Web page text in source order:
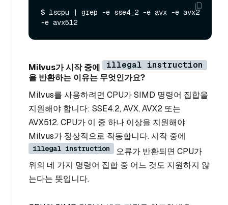
$ lscpu | grep -e sse4_2 -e avx -e avx2
Milvus가 시작 중에
illegal instruction
을 반환하는 이유는 무엇인가요?
Milvus를 사용하려면 CPU가 SIMD 명령어 집합을
지원해야 합니다: SSE4.2, AVX, AVX2 또는
AVX512. CPU가 이 중 하나 이상을 지원해야
Milvus가 정상적으로 작동합니다. 시작 중에
illegal instruction
오류가 반환되면 CPU가
위의 네 가지 명령어 집합 중 어느 것도 지원하지 않
는다는 뜻입니다.